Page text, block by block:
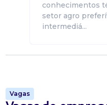
conhecimentos
setor agro
intermediá...
Vagas